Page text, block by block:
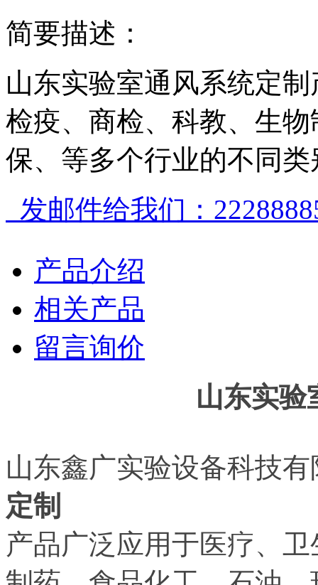
简要描述：
山东实验室通风系统定
检疫、商检、科教、生
保、等多个行业的不同
发邮件给我们：
产品介绍
相关产品
留言询价
山东实验
山东鑫广实验设备科技
定制
产品广泛应用于医疗、